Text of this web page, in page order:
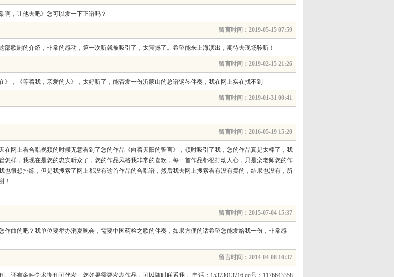
啊，让他去吧》您可以发一下正谱吗？
留言时间：2019-05-15 07:59
歌剧的介绍，非常的感动，第一次听就被吸引了，太震撼了。希望能来上海演出，期待去现场聆听！
留言时间：2019-02-15 21:26
，《等着我，亲爱的人》，太好听了，能否发一份沂蒙山的总谱钢琴伴奏，我在网上实在找不到
留言时间：2019-01-31 00:41
留言时间：2016-05-19 15:20
网上看合唱视频的时候无意看到了您的作品《向着天阳的誓言》，顿时吸引了我，您的作品真是太棒了，我
样，我现在是您的忠实听众了，您的作品风格我非常的喜欢，每一首作品都很打动人心，只是栾老师您的作
很想排练，但是我搜索了网上都没有这首作品的合唱谱，然后我去网上搜索看有没有卖的，结果也没有，所
！
留言时间：2015-07-04 15:37
曲的吧？我单位要举办消夏晚会，需要中国药检之歌的伴奏，如果方便的话希望您能发给我一份，非常感
留言时间：2014-04-08 10:37
还有多种学术期刊可代发。您如果需要发表作品，可以随时联系我， 电话：15373013716 qq号：1176643358